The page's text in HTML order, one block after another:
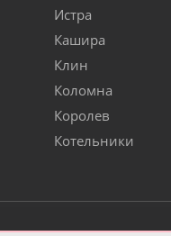
Истра
Кашира
Клин
Коломна
Королев
Котельники